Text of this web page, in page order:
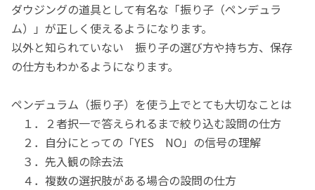
ダウジングの道具として有名な「振り子（ペンデュラ
ム）」が正しく使えるようになります。
以外と知られていない 振り子の選び方や持ち方、保存
の仕方もわかるようになります。
ペンデュラム（振り子）を使う上でとても大切なことは
１．２者択一で答えられるまで絞り込む設問の仕方
２．自分にとっての「YES NO」の信号の理解
３．先入観の除去法
４．複数の選択肢がある場合の設問の仕方